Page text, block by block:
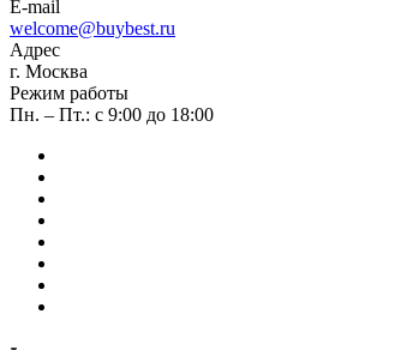
E-mail
welcome@buybest.ru
Адрес
г. Москва
Режим работы
Пн. – Пт.: с 9:00 до 18:00